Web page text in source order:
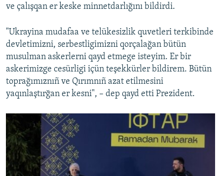
ve çalışqan er keske minnetdarlığını bildirdi.
"Ukrayina mudafaa ve telükesizlik quvetleri terkibinde
devletimizni, serbestligimizni qorçalağan bütün
musulman askerlerni qayd etmege isteyim. Er bir
askerimizge cesürligi içün teşekkürler bildirem. Bütün
toprağımıznıñ ve Qırımnıñ azat etilmesini
yaqınlaştırğan er kesni", – dep qayd etti Prezident.